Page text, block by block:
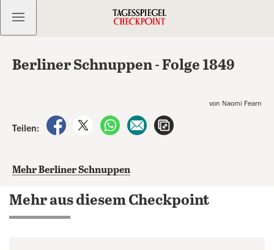
Kostenlos anmelden
Berliner Schnuppen - Folge 1849
von Naomi Fearn
Teilen:
auf Facebook teilen
auf X teilenper WhatsApp teilen
per E-Mail teilen
Mehr Berliner Schnuppen
Mehr aus diesem Checkpoint